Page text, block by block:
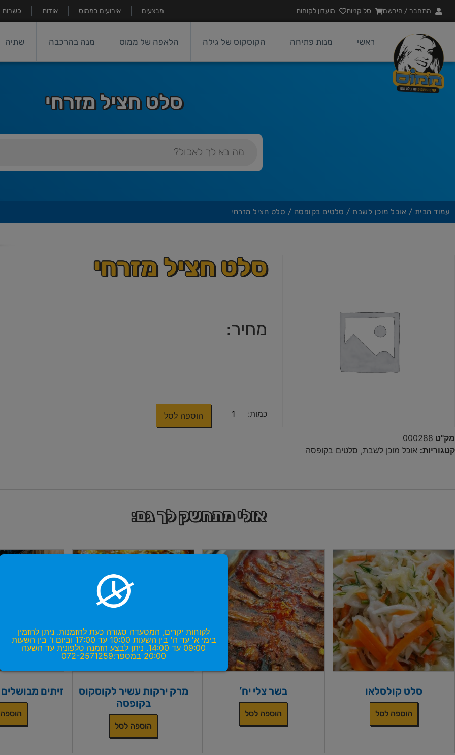
התחבר / הירשם סל קניות מועדון לקוחות מבצעים אירועים בממוס אודות כשרות
ראשי מנות פתיחה הקוסקוס של גילה הלאפה של ממוס מנה בהרכבה שתיה
סלט חציל מזרחי
עמוד הבית / אוכל מוכן לשבת / סלטים בקופסה / סלט חציל מזרחי
סלט חציל מזרחי
הוספה לסל
מק"ט 000288
קטגוריות: אוכל מוכן לשבת, סלטים בקופסה
אולי מתחשק לך גם:
סלט קולסלאו
הוספה לסל
בשר צלי יח’
הוספה לסל
מרק ירקות עשיר לקוסקוס
בקופסה
הוספה לסל
זיתים
לקוחות יקרים, המסעדה סגורה כעת להזמנות. ניתן להזמין
בימי א' עד ה' בין השעות 10:00 עד 17:00 וביום ו' בין השעות
09:00 עד 14:00. ניתן לבצע הזמנה טלפונית עד השעה
20:00 במספר:072-2571259